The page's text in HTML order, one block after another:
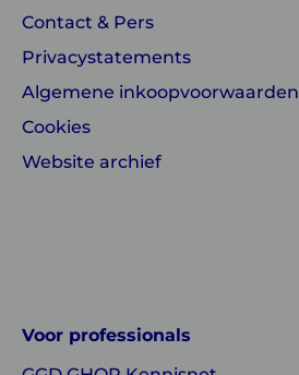
Contact & Pers
Privacystatements
Algemene inkoopvoorwaarden
Cookies
Website archief
GHOR
GHOR
Voor professionals